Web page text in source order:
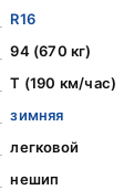
R16
94 (670 кг)
T (190 км/час)
зимняя
легковой
нешип